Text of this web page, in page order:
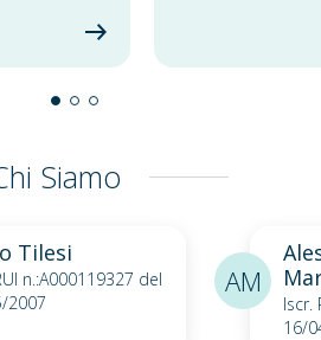
Siamo
Tilesi
n.:A000119327 del
2007
Iscr.
16/
AM